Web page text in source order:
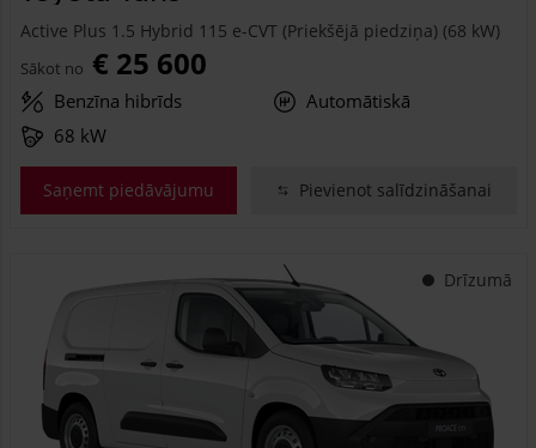
Active Plus 1.5 Hybrid 115 e-CVT (Priekšējā piedziņa) (68 kW)
Sākot no € 25 600
Benzīna hibrīds
Automātiskā
68 kW
Saņemt piedāvājumu Pievienot salīdzināšanai
Drīzumā